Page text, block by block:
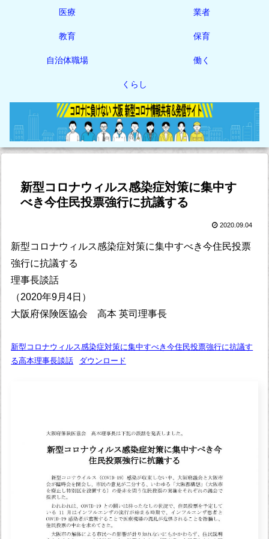
医療 業者
教育 保育
自治体職場 働く
くらし
新型コロナウィルス感染症対策に集中す
べき今住民投票強行に抗議する
2020.09.04
新型コロナウィルス感染症対策に集中すべき今住民投票
強行に抗議する
理事長談話
（2020年9月4日）
大阪府保険医協会 高本 英司理事長
新型コロナウィルス感染症対策に集中すべき今住民投票強行に抗議す
る高本理事長談話
ダウンロード